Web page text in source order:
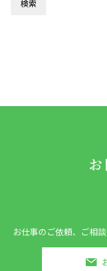
お仕事のご依頼、ご相